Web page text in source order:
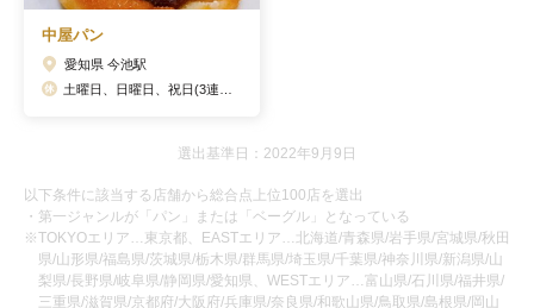
中屋パン
愛知県 今池駅
選出基準日：2022年9月9日
以下条件に該当する店舗から総合点上位100店を選出
・第一ジャンルが「パン」または「ベーグル」となっている
※TOKYOエリア…東京都、EASTエリア…北海道/青森県/岩手県/宮城県/秋田
県/山形県/福島県/茨城県/栃木県/群馬県/埼玉県/千葉県/神奈川県/新潟県/山
梨県/長野県/岐阜県/静岡県/愛知県、WESTエリア…富山県/石川県/福井県/
三重県/滋賀県/京都府/大阪府/兵庫県/奈良県/和歌山県/鳥取県/島根県/岡山